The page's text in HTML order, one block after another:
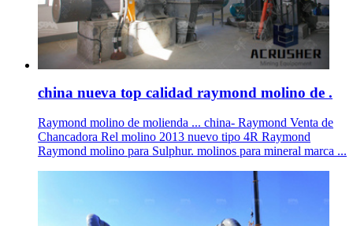
china nueva top calidad raymond molino de .
Raymond molino de molienda ... china- Raymond Venta de
Chancadora Rel molino 2013 nuevo tipo 4R Raymond
Raymond molino para Sulphur. molinos para mineral marca ...